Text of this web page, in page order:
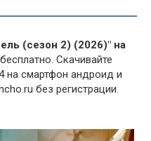
(сезон 2) (2026)" на
Скачивайте
на смартфон андроид и
без регистрации.